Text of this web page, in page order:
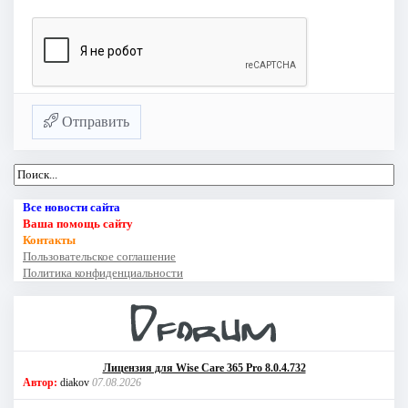
Отправить
Все новости сайта
Ваша помощь сайту
Контакты
Пользовательское соглашение
Политика конфиденциальности
Лицензия для Wise Care 365 Pro 8.0.4.732
Автор: diakov 07.08.2026